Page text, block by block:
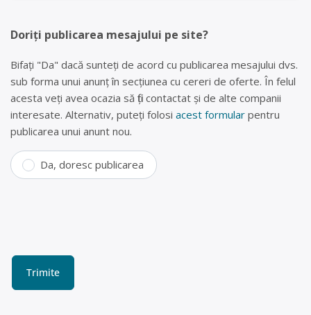
Doriți publicarea mesajului pe site?
Bifați "Da" dacă sunteți de acord cu publicarea mesajului dvs.
sub forma unui anunț în secțiunea cu cereri de oferte. În felul
acesta veți avea ocazia să fiți contactat și de alte companii
interesate. Alternativ, puteți folosi acest formular pentru
publicarea unui anunt nou.
Da, doresc publicarea